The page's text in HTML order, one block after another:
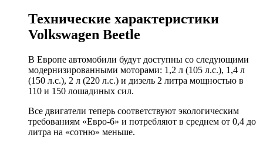
Технические характеристики
Volkswagen Beetle
В Европе автомобили будут доступны со следующими
модернизированными моторами: 1,2 л (105 л.с.), 1,4 л
(150 л.с.), 2 л (220 л.с.) и дизель 2 литра мощностью в
110 и 150 лошадиных сил.
Все двигатели теперь соответствуют экологическим
требованиям «Евро-6» и потребляют в среднем от 0,4 до
литра на «сотню» меньше.